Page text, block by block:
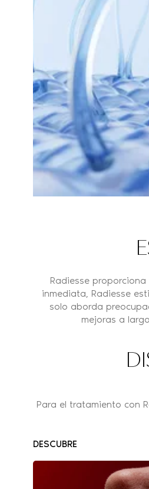
Radiesse
inmediata, Radiesse
solo aborda
mejoras a
Para el tratamiento con
DESCUBRE